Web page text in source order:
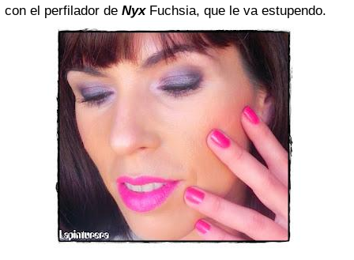
con el perfilador de Nyx Fuchsia, que le va estupendo.